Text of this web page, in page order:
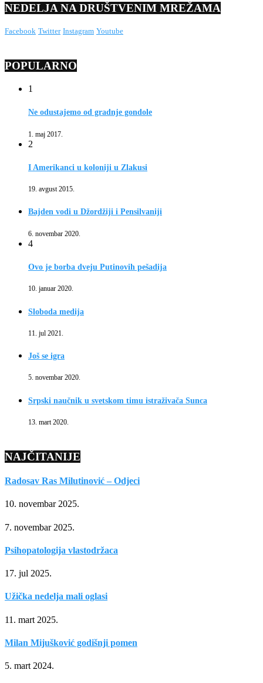
NEDELJA NA DRUŠTVENIM MREŽAMA
Facebook Twitter Instagram Youtube
POPULARNO
1
Ne odustajemo od gradnje gondole
1. maj 2017.
2
I Amerikanci u koloniji u Zlakusi
19. avgust 2015.
Bajden vodi u Džordžiji i Pensilvaniji
6. novembar 2020.
4
Ovo je borba dveju Putinovih pešadija
10. januar 2020.
Sloboda medija
11. jul 2021.
Još se igra
5. novembar 2020.
Srpski naučnik u svetskom timu istraživača Sunca
13. mart 2020.
NAJČITANIJE
Radosav Ras Milutinović – Odjeci
10. novembar 2025.
7. novembar 2025.
Psihopatologija vlastodržaca
17. jul 2025.
Užička nedelja mali oglasi
11. mart 2025.
Milan Mijušković godišnji pomen
5. mart 2024.